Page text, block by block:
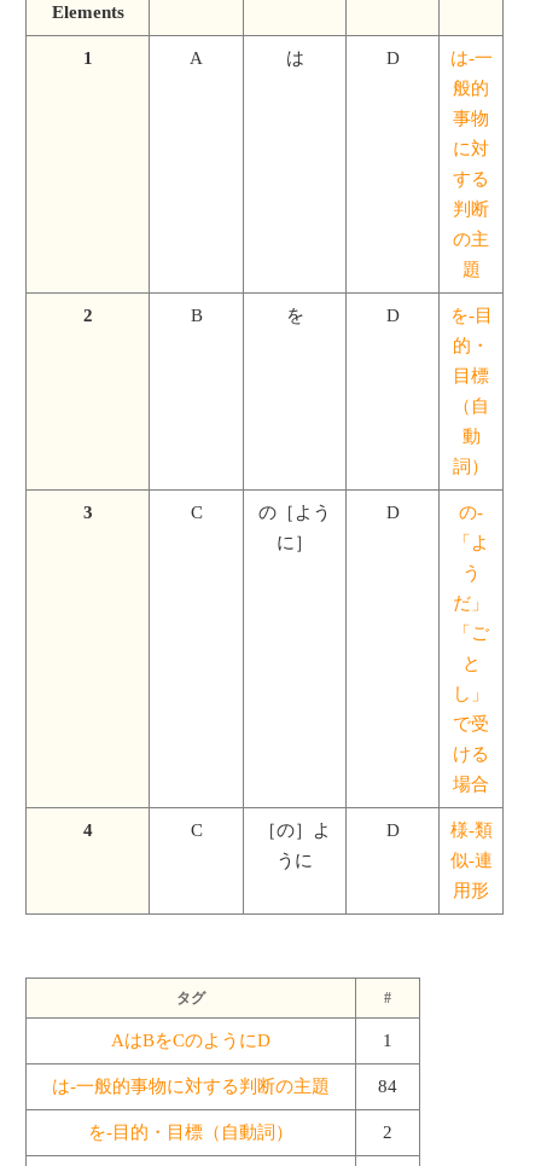
Elements
1 A は D
は-一
般的
事物
に対
する
判断
の主
題
2 B を D
を-目
的・
目標
（自
動
詞）
3 C
の［よう
に］
D
の-
「よ
う
だ」
「ご
と
し」
で受
ける
場合
4 C
［の］よ
うに
D
様-類
似-連
用形
タグ #
AはBをCのようにD 1
は-一般的事物に対する判断の主題 84
を-目的・目標（自動詞） 2